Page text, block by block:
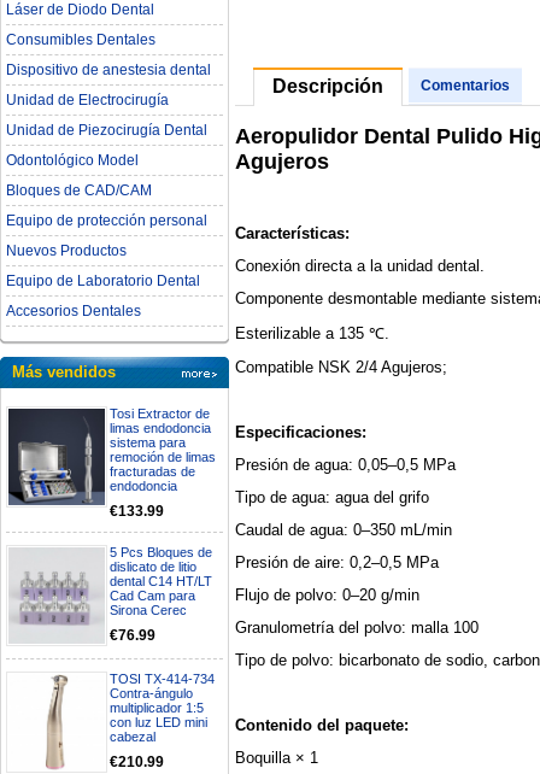
Láser de Diodo Dental
Consumibles Dentales
Dispositivo de anestesia dental
Unidad de Electrocirugía
Unidad de Piezocirugía Dental
Odontológico Model
Bloques de CAD/CAM
Equipo de protección personal
Nuevos Productos
Equipo de Laboratorio Dental
Accesorios Dentales
Más vendidos
Tosi Extractor de
limas endodoncia
sistema para
remoción de limas
fracturadas de
endodoncia
€133.99
5 Pcs Bloques de
dislicato de litio
dental C14 HT/LT
Cad Cam para
Sirona Cerec
€76.99
TOSI TX-414-734
Contra-ángulo
multiplicador 1:5
con luz LED mini
cabezal
€210.99
Descripción Comentarios
Aeropulidor Dental Pulido
Agujeros
Características:
Conexión directa a la unidad dental.
Componente desmontable mediante
Esterilizable a 135 ℃.
Compatible NSK 2/4 Agujeros;
Especificaciones:
Presión de agua: 0,05–0,5 MPa
Tipo de agua: agua del grifo
Caudal de agua: 0–350 mL/min
Presión de aire: 0,2–0,5 MPa
Flujo de polvo: 0–20 g/min
Granulometría del polvo: malla 100
Tipo de polvo: bicarbonato de sodio,
Contenido del paquete:
Boquilla × 1